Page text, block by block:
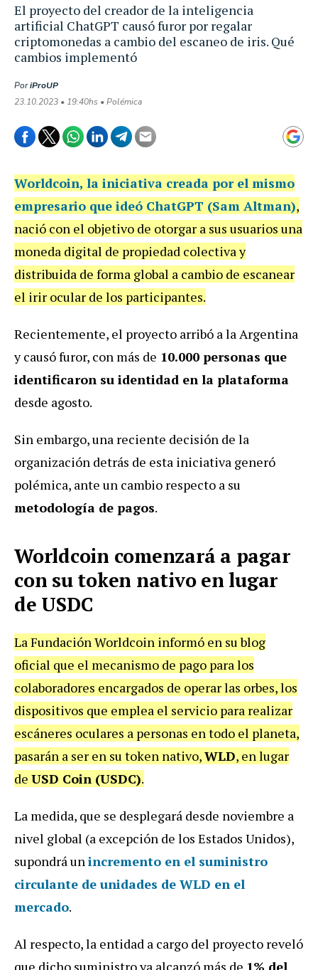
El proyecto del creador de la inteligencia
artificial ChatGPT causó furor por regalar
criptomonedas a cambio del escaneo de iris. Qué
cambios implementó
PoriProUP
23.10.2023 • 19:40hs • Polémica
Worldcoin, la iniciativa creada por el mismo
empresario que ideó ChatGPT (Sam Altman),
nació con el objetivo de otorgar a sus usuarios una
moneda digital de propiedad colectiva y
distribuida de forma global a cambio de escanear
el irir ocular de los participantes.
Recientemente, el proyecto arribó a la Argentina
y causó furor, con más de 10.000 personas que
identificaron su identidad en la plataforma
desde agosto.
Sin embargo, una reciente decisión de la
organización detrás de esta iniciativa generó
polémica, ante un cambio respecto a su
metodología de pagos.
Worldcoin comenzará a pagar
con su token nativo en lugar
de USDC
La Fundación Worldcoin informó en su blog
oficial que el mecanismo de pago para los
colaboradores encargados de operar las orbes, los
dispositivos que emplea el servicio para realizar
escáneres oculares a personas en todo el planeta,
pasarán a ser en su token nativo,WLD, en lugar
de USD Coin (USDC).
La medida, que se desplegará desde noviembre a
nivel global (a excepción de los Estados Unidos),
supondrá unincremento en el suministro
circulante de unidades de WLD en el
mercado.
Al respecto, la entidad a cargo del proyecto reveló
que dicho suministro ya alcanzó más de 1% del